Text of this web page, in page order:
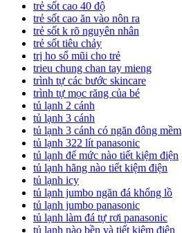
trẻ sốt cao 40 độ
trẻ sốt cao ăn vào nôn ra
trẻ sốt k rõ nguyên nhân
trẻ sốt tiêu chảy
trị ho sổ mũi cho trẻ
trieu chung chan tay mieng
trình tự các bước skincare
trình tự mọc răng của bé
tủ lạnh 2 cánh
tủ lạnh 3 cánh
tủ lạnh 3 cánh có ngăn đông mềm
tủ lạnh 322 lít panasonic
tủ lạnh để mức nào tiết kiệm điện
tủ lạnh hãng nào tiết kiệm điện
tủ lạnh icy
tủ lạnh jumbo ngăn đá khổng lồ
tủ lạnh jumbo panasonic
tủ lạnh làm đá tự rơi panasonic
tủ lạnh nào bền và tiết kiệm điện